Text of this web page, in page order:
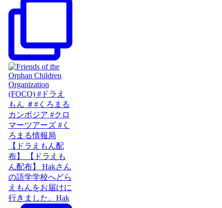
【ドラえもん配
布】 【ドラえも
ん配布】 Hakさん
の語学学校へどら
えもんをお届けに
行きました。Hak